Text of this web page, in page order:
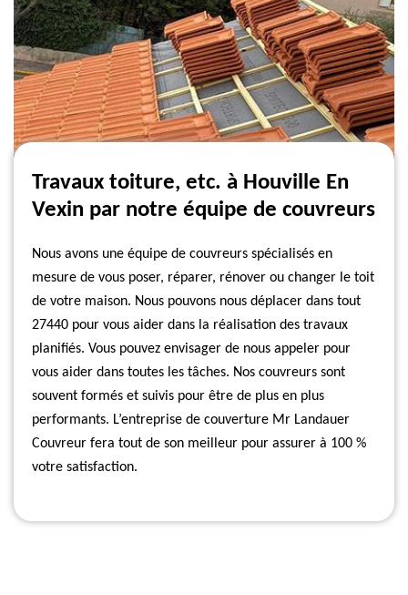
Travaux toiture, etc. à Houville En
Vexin par notre équipe de couvreurs
Nous avons une équipe de couvreurs spécialisés en
mesure de vous poser, réparer, rénover ou changer le toit
de votre maison. Nous pouvons nous déplacer dans tout
27440 pour vous aider dans la réalisation des travaux
planifiés. Vous pouvez envisager de nous appeler pour
vous aider dans toutes les tâches. Nos couvreurs sont
souvent formés et suivis pour être de plus en plus
performants. L’entreprise de couverture Mr Landauer
Couvreur fera tout de son meilleur pour assurer à 100 %
votre satisfaction.